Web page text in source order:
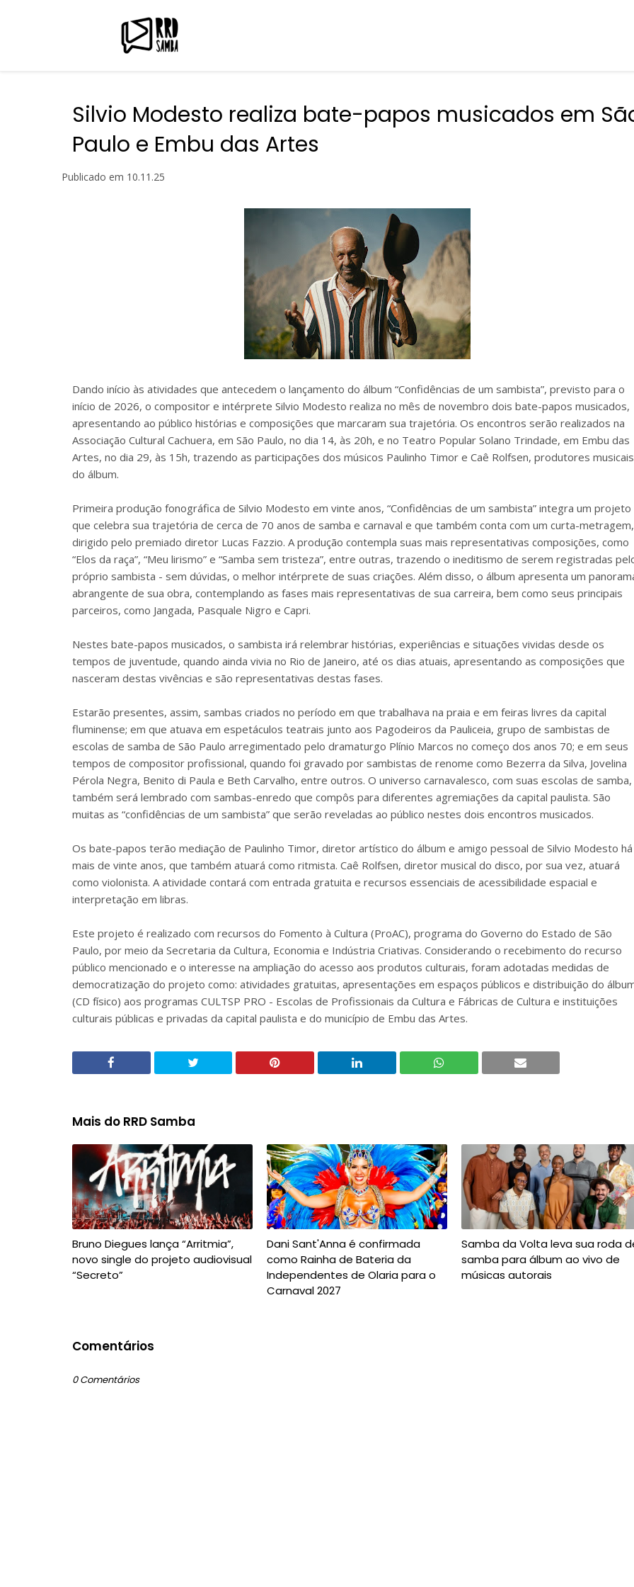
Silvio Modesto realiza bate-papos musicados em
Paulo e Embu das Artes
Publicado em 10.11.25
Dando início às atividades que antecedem o lançamento do álbum “Confidências de um sambista”, previsto para o
início de 2026, o compositor e intérprete Silvio Modesto realiza no mês de novembro dois bate-papos musicados,
apresentando ao público histórias e composições que marcaram sua trajetória. Os encontros serão realizados na
Associação Cultural Cachuera, em São Paulo, no dia 14, às 20h, e no Teatro Popular Solano Trindade, em Embu das
Artes, no dia 29, às 15h, trazendo as participações dos músicos Paulinho Timor e Caê Rolfsen, produtores musicais
do álbum.
Primeira produção fonográfica de Silvio Modesto em vinte anos, “Confidências de um sambista” integra um projeto
que celebra sua trajetória de cerca de 70 anos de samba e carnaval e que também conta com um curta-metragem,
dirigido pelo premiado diretor Lucas Fazzio. A produção contempla suas mais representativas composições, como
“Elos da raça”, “Meu lirismo” e “Samba sem tristeza”, entre outras, trazendo o ineditismo de serem registradas
próprio sambista - sem dúvidas, o melhor intérprete de suas criações. Além disso, o álbum apresenta um
abrangente de sua obra, contemplando as fases mais representativas de sua carreira, bem como seus principais
parceiros, como Jangada, Pasquale Nigro e Capri.
Nestes bate-papos musicados, o sambista irá relembrar histórias, experiências e situações vividas desde os
tempos de juventude, quando ainda vivia no Rio de Janeiro, até os dias atuais, apresentando as composições que
nasceram destas vivências e são representativas destas fases.
Estarão presentes, assim, sambas criados no período em que trabalhava na praia e em feiras livres da capital
fluminense; em que atuava em espetáculos teatrais junto aos Pagodeiros da Pauliceia, grupo de sambistas de
escolas de samba de São Paulo arregimentado pelo dramaturgo Plínio Marcos no começo dos anos 70; e em seus
tempos de compositor profissional, quando foi gravado por sambistas de renome como Bezerra da Silva, Jovelina
Pérola Negra, Benito di Paula e Beth Carvalho, entre outros. O universo carnavalesco, com suas escolas de samba,
também será lembrado com sambas-enredo que compôs para diferentes agremiações da capital paulista. São
muitas as “confidências de um sambista” que serão reveladas ao público nestes dois encontros musicados.
Os bate-papos terão mediação de Paulinho Timor, diretor artístico do álbum e amigo pessoal de Silvio Modesto há
mais de vinte anos, que também atuará como ritmista. Caê Rolfsen, diretor musical do disco, por sua vez, atuará
como violonista. A atividade contará com entrada gratuita e recursos essenciais de acessibilidade espacial e
interpretação em libras.
Este projeto é realizado com recursos do Fomento à Cultura (ProAC), programa do Governo do Estado de São
Paulo, por meio da Secretaria da Cultura, Economia e Indústria Criativas. Considerando o recebimento do recurso
público mencionado e o interesse na ampliação do acesso aos produtos culturais, foram adotadas medidas de
democratização do projeto como: atividades gratuitas, apresentações em espaços públicos e distribuição do
(CD físico) aos programas CULTSP PRO - Escolas de Profissionais da Cultura e Fábricas de Cultura e instituições
culturais públicas e privadas da capital paulista e do município de Embu das Artes.
Mais do RRD Samba
Bruno Diegues lança “Arritmia”,
novo single do projeto audiovisual
“Secreto”
Dani Sant'Anna é confirmada
como Rainha de Bateria da
Independentes de Olaria para o
Carnaval 2027
Samba da Volta leva sua roda
samba para álbum ao vivo de
músicas autorais
Comentários
0 Comentários